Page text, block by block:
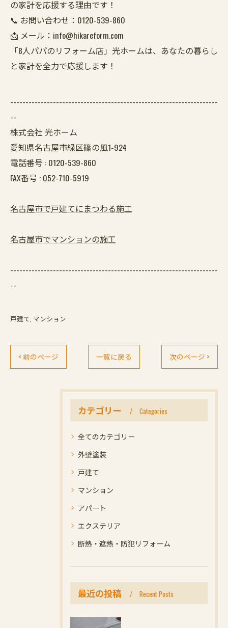
の家計を応援する理由です！
📞 お問い合わせ：0120-539-860
📩 メール：info@hikareform.com
「8人パパのリフォーム店」光ホームは、あなたの暮らし
と家計を全力で応援します！
--------------------------------------------------------------------
--
株式会社 光ホーム
愛知県名古屋市緑区篠の風1-924
電話番号 : 0120-539-860
FAX番号 : 052-710-5919
名古屋市で戸建てにまつわる施工
名古屋市でマンションの施工
--------------------------------------------------------------------
--
戸建て マンション
< 前のページ 一覧に戻る 次のページ >
カテゴリー Categories
全てのカテゴリー
外壁塗装
戸建て
マンション
アパート
エクステリア
断熱・遮熱・防犯リフォーム
最近の投稿 Recent Posts